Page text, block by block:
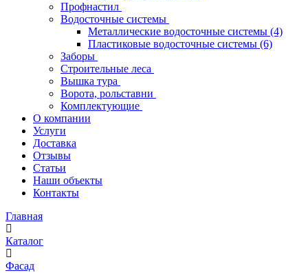
Профнастил
Водосточные системы
Металлические водосточные системы (4)
Пластиковые водосточные системы (6)
Заборы
Строительные леса
Вышка тура
Ворота, рольставни
Комплектующие
О компании
Услуги
Доставка
Отзывы
Статьи
Наши объекты
Контакты
Главная
Каталог
Фасад